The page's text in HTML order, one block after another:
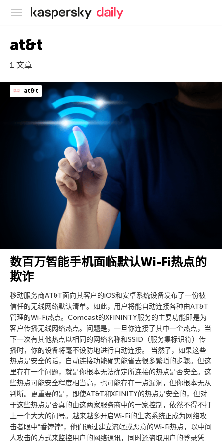
卡巴斯基官方博客
at&t
1 文章
at&t
数百万智能手机面临默认Wi-Fi热点的
欺诈
移动服务商AT&T面向其客户的iOS和安卓系统设备发布了一份被
信任的无线网络默认清单。如此，用户将能自动连接各种由AT&T
管理的Wi-Fi热点。Comcast的XFININTY服务的主要功能即是为
客户传播无线网络热点。问题是，一旦你连接了其中一个热点，当
下一次有其他热点以相同的网络名称和SSID（服务集标识符）传
播时，你的设备将毫不设防地进行自动连接。 当然了，如果这些
热点是安全的话，自动连接功能确实能省去很多繁琐的步骤。但这
里存在一个问题，就是你根本无法确定所连接的热点是否安全。这
些热点可能安全程度相当高，也可能存在一点漏洞，但你根本无从
判断。更重要的是，即使AT&T和XFINITY的热点是安全的，但对
于这些热点是否真的由这两家服务商中的一家控制，依然不得不打
上一个大大的问号。越来越多开启Wi-Fi的生态系统正成为网络攻
击者眼中”香饽饽”，他们通过建立流氓或恶意的Wi-Fi热点，以中间
人攻击的方式来监控用户的网络通讯，同时还盗取用户的登录凭